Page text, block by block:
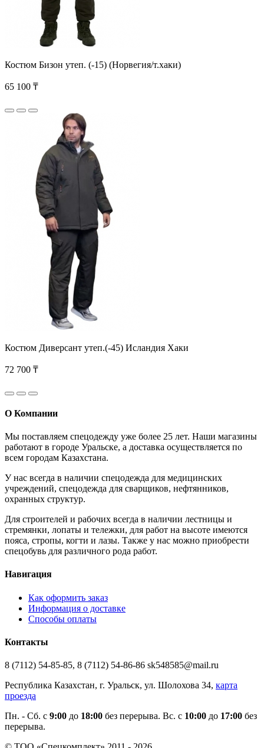
Костюм Бизон утеп. (-15) (Норвегия/т.хаки)
65 100 ₸
Костюм Диверсант утеп.(-45) Исландия Хаки
72 700 ₸
О Компании
Мы поставляем спецодежду уже более 25 лет. Наши магазины
работают в городе Уральске, а доставка осуществляется по
всем городам Казахстана.
У нас всегда в наличии спецодежда для медицинских
учреждений, спецодежда для сварщиков, нефтянников,
охранных структур.
Для строителей и рабочих всегда в наличии лестницы и
стремянки, лопаты и тележки, для работ на высоте имеются
пояса, стропы, когти и лазы. Также у нас можно приобрести
спецобувь для различного рода работ.
Навигация
Как оформить заказ
Информация о доставке
Способы оплаты
Контакты
8 (7112) 54-85-85, 8 (7112) 54-86-86 sk548585@mail.ru
Республика Казахстан, г. Уральск, ул. Шолохова 34, карта
проезда
Пн. - Cб. с 9:00 до 18:00 без перерыва. Вс. с 10:00 до 17:00 без
перерыва.